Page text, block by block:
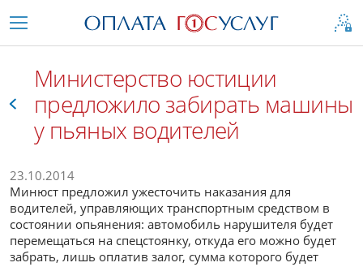
Министерство юстиции
предложило забирать машины
у пьяных водителей
23.10.2014
Минюст предложил ужесточить наказания для
водителей, управляющих транспортным средством в
состоянии опьянения: автомобиль нарушителя будет
перемещаться на спецстоянку, откуда его можно будет
забрать, лишь оплатив залог, сумма которого будет